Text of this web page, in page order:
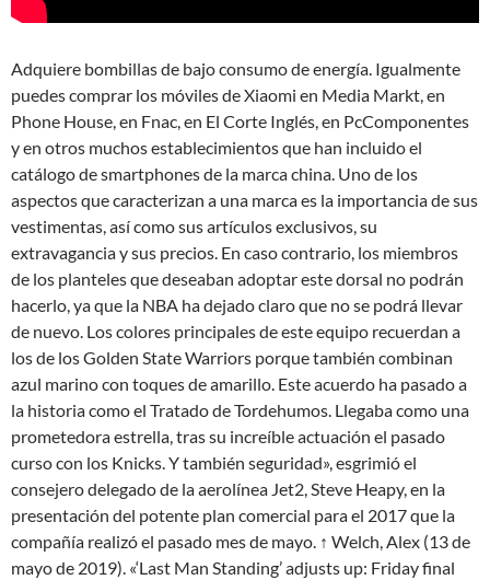
Adquiere bombillas de bajo consumo de energía. Igualmente
puedes comprar los móviles de Xiaomi en Media Markt, en
Phone House, en Fnac, en El Corte Inglés, en PcComponentes
y en otros muchos establecimientos que han incluido el
catálogo de smartphones de la marca china. Uno de los
aspectos que caracterizan a una marca es la importancia de sus
vestimentas, así como sus artículos exclusivos, su
extravagancia y sus precios. En caso contrario, los miembros
de los planteles que deseaban adoptar este dorsal no podrán
hacerlo, ya que la NBA ha dejado claro que no se podrá llevar
de nuevo. Los colores principales de este equipo recuerdan a
los de los Golden State Warriors porque también combinan
azul marino con toques de amarillo. Este acuerdo ha pasado a
la historia como el Tratado de Tordehumos. Llegaba como una
prometedora estrella, tras su increíble actuación el pasado
curso con los Knicks. Y también seguridad», esgrimió el
consejero delegado de la aerolínea Jet2, Steve Heapy, en la
presentación del potente plan comercial para el 2017 que la
compañía realizó el pasado mes de mayo. ↑ Welch, Alex (13 de
mayo de 2019). «‘Last Man Standing’ adjusts up: Friday final